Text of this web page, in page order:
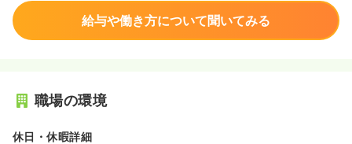
給与や働き方について聞いてみる
職場の環境
休日・休暇詳細